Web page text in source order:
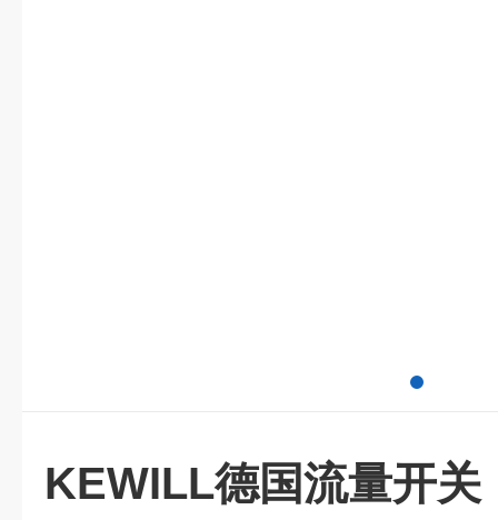
KEWILL德国流量开关